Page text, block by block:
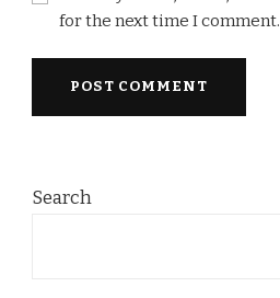
for the next time I comment.
Search